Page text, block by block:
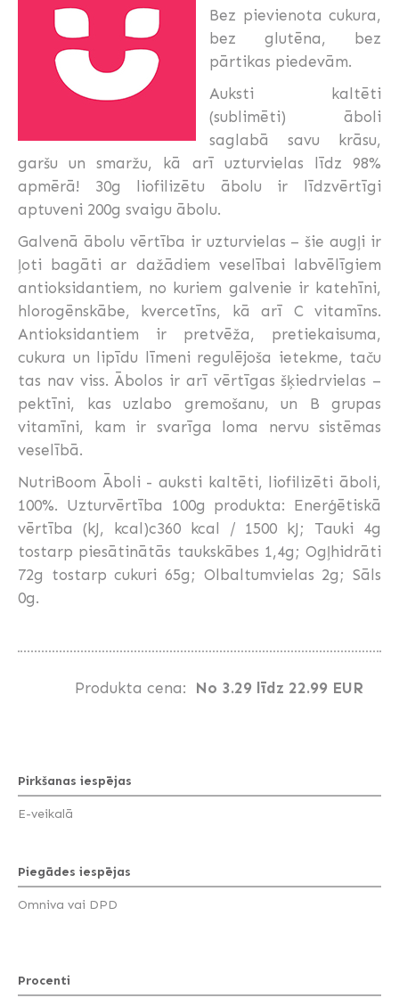
Bez pievienota cukura,
bez glutēna, bez
pārtikas piedevām.
Auksti kaltēti
(sublimēti) āboli
saglabā savu krāsu,
garšu un smaržu, kā arī uzturvielas līdz 98%
apmērā! 30g liofilizētu ābolu ir līdzvērtīgi
aptuveni 200g svaigu ābolu.
Galvenā ābolu vērtība ir uzturvielas – šie augļi ir
ļoti bagāti ar dažādiem veselībai labvēlīgiem
antioksidantiem, no kuriem galvenie ir katehīni,
hlorogēnskābe, kvercetīns, kā arī C vitamīns.
Antioksidantiem ir pretvēža, pretiekaisuma,
cukura un lipīdu līmeni regulējoša ietekme, taču
tas nav viss. Ābolos ir arī vērtīgas šķiedrvielas –
pektīni, kas uzlabo gremošanu, un B grupas
vitamīni, kam ir svarīga loma nervu sistēmas
veselībā.
NutriBoom Āboli - auksti kaltēti, liofilizēti āboli,
100%. Uzturvērtība 100g produkta: Enerģētiskā
vērtība (kJ, kcal)c360 kcal / 1500 kJ; Tauki 4g
tostarp piesātinātās taukskābes 1,4g; Ogļhidrāti
72g tostarp cukuri 65g; Olbaltumvielas 2g; Sāls
0g.
Produkta cena: No 3.29 līdz 22.99 EUR
Pirkšanas iespējas
E-veikalā
Piegādes iespējas
Omniva vai DPD
Procenti